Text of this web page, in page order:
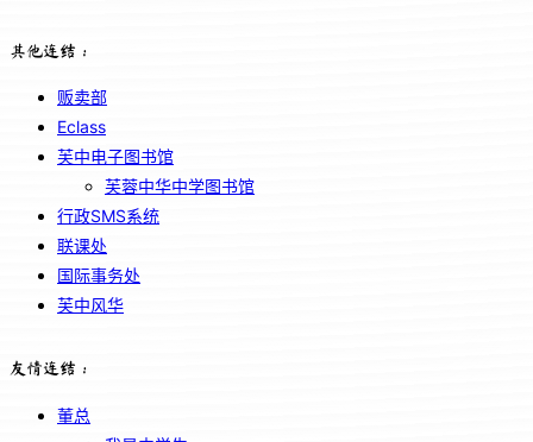
其他连结：
贩卖部
Eclass
芙中电子图书馆
芙蓉中华中学图书馆
行政SMS系统
联课处
国际事务处
芙中风华
友情连结：
董总